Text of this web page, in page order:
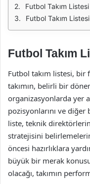
Futbol Takım
Futbol Takım
Futbol Takım
Futbol takım listesi,
takımın, belirli bir
organizasyonlarda yer
pozisyonlarını ve
liste, teknik
stratejisini
öncesi hazırlıklara
büyük bir merak
olacağı, takımın